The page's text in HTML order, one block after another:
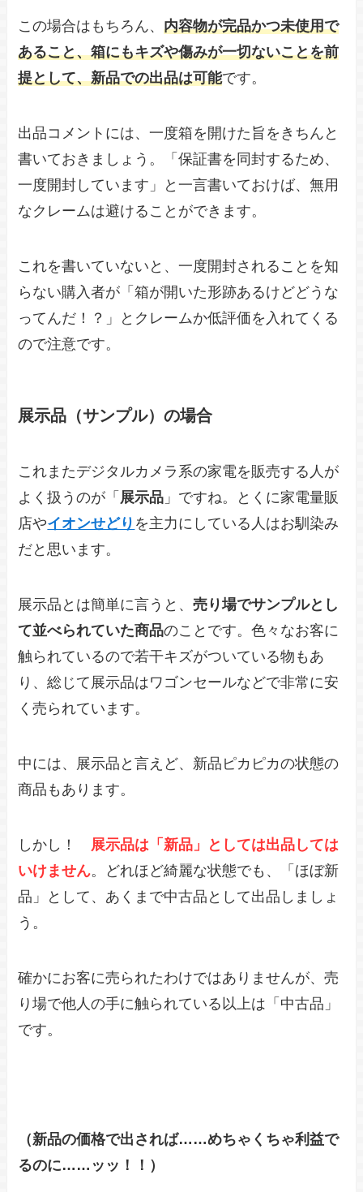
この場合はもちろん、内容物が完品かつ未使用で
あること、箱にもキズや傷みが一切ないことを前
提として、新品での出品は可能です。
出品コメントには、一度箱を開けた旨をきちんと
書いておきましょう。「保証書を同封するため、
一度開封しています」と一言書いておけば、無用
なクレームは避けることができます。
これを書いていないと、一度開封されることを知
らない購入者が「箱が開いた形跡あるけどどうな
ってんだ！？」とクレームか低評価を入れてくる
ので注意です。
展示品（サンプル）の場合
これまたデジタルカメラ系の家電を販売する人が
よく扱うのが「 展示品 」ですね。とくに家電量販
店やイオンせどり を主力にしている人はお馴染み
だと思います。
展示品とは簡単に言うと、売り場でサンプルとし
て並べられていた商品のことです。色々なお客に
触られているので若干キズがついている物もあ
り、総じて展示品はワゴンセールなどで非常に安
く売られています。
中には、展示品と言えど、新品ピカピカの状態の
商品もあります。
しかし！ 展示品は「新品」としては出品しては
いけません。どれほど綺麗な状態でも、「ほぼ新
品」として、あくまで中古品として出品しましょ
う。
確かにお客に売られたわけではありませんが、売
り場で他人の手に触られている以上は「中古品」
です。
（新品の価格で出されば……めちゃくちゃ利益で
るのに……ッッ！！）